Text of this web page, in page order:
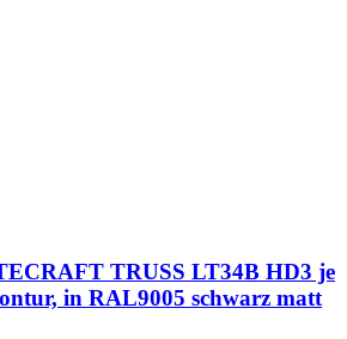
TRUSS LT34B HD3 je
in RAL9005 schwarz matt